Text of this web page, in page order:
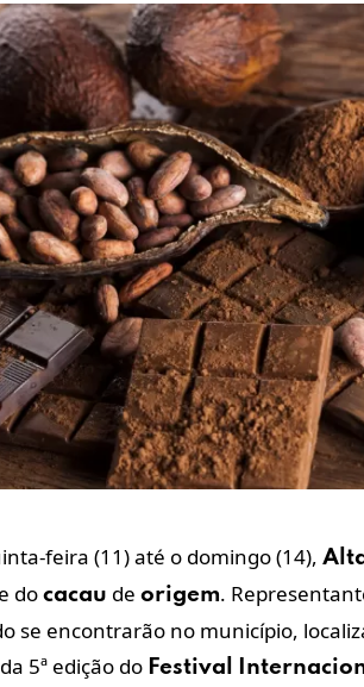
feira (11) até o domingo (14),
e do cacau de origem.
se encontrarão no município,
5ª edição do Festival